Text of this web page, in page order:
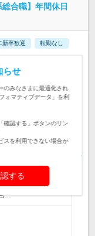
合職】年間休日
新卒歓迎 転勤なし
す！★未経験も大歓
です／《 生産管
》のいずれかをお
勤OK（駐車場あ
…
らせ
のみなさまに最適化され
ォマティブデータ」を利
確認する」ボタンのリン
スを利用できない場合が
する